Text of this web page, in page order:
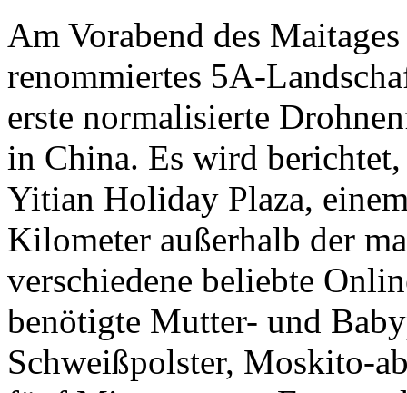
Am Vorabend des
renommiertes 5A-
erste normalisierte
in China. Es wird
Yitian Holiday Plaza,
Kilometer außerhalb der
verschiedene beliebte
benötigte Mutter- und
Schweißpolster, Moskito-